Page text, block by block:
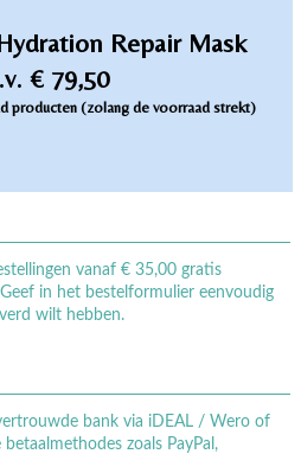
Repair Mask
€ 79,50
producten (zolang de voorraad strekt)
vanaf € 35,00 gratis
in het bestelformulier eenvoudig
wilt hebben.
bank via iDEAL / Wero of
zoals PayPal,